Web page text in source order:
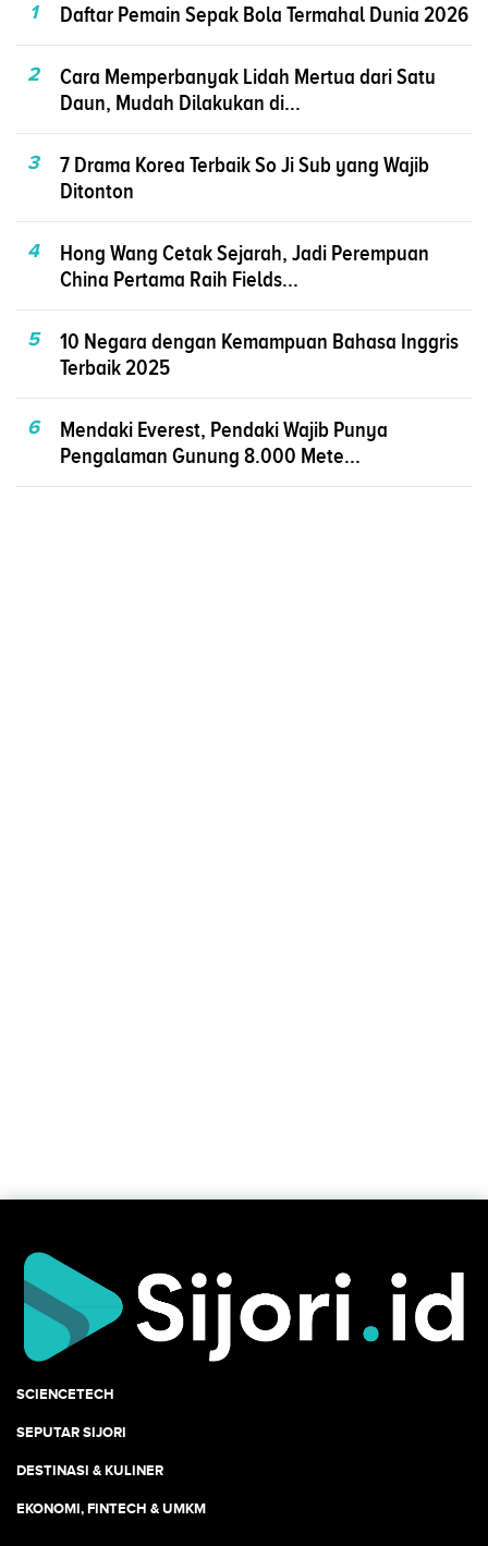
1
Daftar Pemain Sepak Bola Termahal Dunia 2026
2
Cara Memperbanyak Lidah Mertua dari Satu
Daun, Mudah Dilakukan di...
3
7 Drama Korea Terbaik So Ji Sub yang Wajib
Ditonton
4
Hong Wang Cetak Sejarah, Jadi Perempuan
China Pertama Raih Fields...
5
10 Negara dengan Kemampuan Bahasa Inggris
Terbaik 2025
6
Mendaki Everest, Pendaki Wajib Punya
Pengalaman Gunung 8.000 Mete...
SCIENCETECH
SEPUTAR SIJORI
DESTINASI & KULINER
EKONOMI, FINTECH & UMKM